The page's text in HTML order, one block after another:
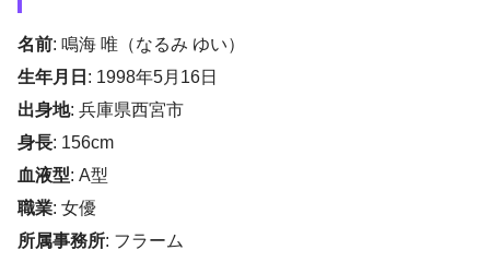
名前: 鳴海 唯（なるみ ゆい）
生年月日 : 1998年5月16日
出身地: 兵庫県西宮市
身長: 156cm
血液型: A型
職業: 女優
所属事務所: フラーム